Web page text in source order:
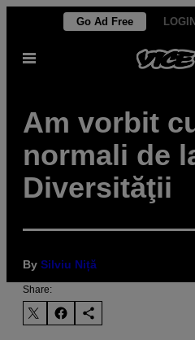
content
Go Ad Free
Open
Am vorbit
normali de
Diversităţii
By Silviu Niță
Share: